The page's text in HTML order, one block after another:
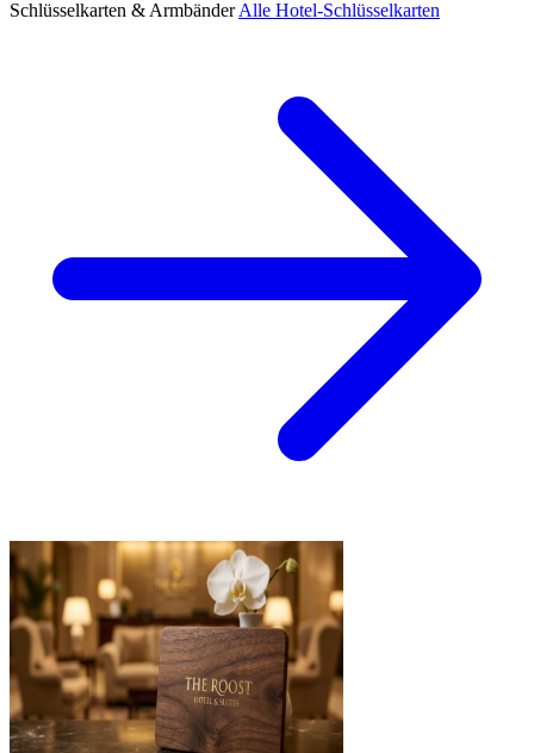
Schlüsselkarten & ArmbänderAlle Hotel-Schlüsselkarten